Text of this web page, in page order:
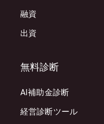
融資
出資
無料診断
AI補助金診断
経営診断ツール